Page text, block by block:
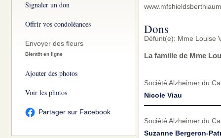
Signaler un don
Offrir vos condoléances
Envoyer des fleurs
Bientôt en ligne
Ajouter des photos
Voir les photos
Partager sur Facebook
Dons
Défunt(e): Mme Louise
La famille de Mme
Société Alzheimer du
Nicole Viau
Société Alzheimer du
Suzanne Bergeron-